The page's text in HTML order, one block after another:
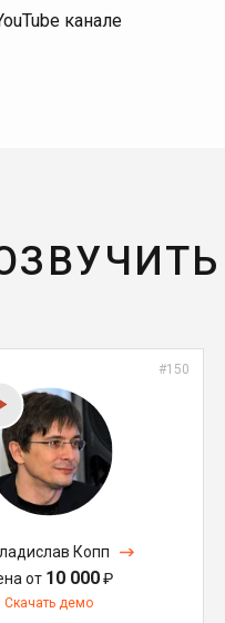
канале
#150
Копп
от 10 000₽
Скачать демо